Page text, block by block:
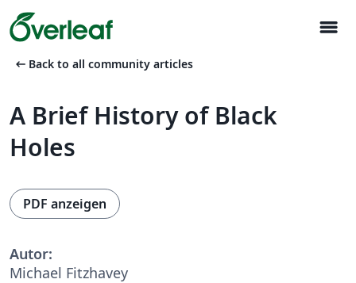
menu
arrow_left_alt Back to all community articles
A Brief History of Black
Holes
PDF anzeigen
Autor:
Michael Fitzhavey